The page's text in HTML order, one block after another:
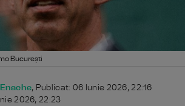
București
, Publicat: 06 Iunie 2026, 22:16
2026, 22:23